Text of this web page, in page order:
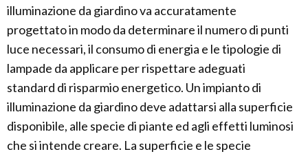
illuminazione da giardino va accuratamente
progettato in modo da determinare il numero di punti
luce necessari, il consumo di energia e le tipologie di
lampade da applicare per rispettare adeguati
standard di risparmio energetico. Un impianto di
illuminazione da giardino deve adattarsi alla superficie
disponibile, alle specie di piante ed agli effetti luminosi
che si intende creare. La superficie e le specie